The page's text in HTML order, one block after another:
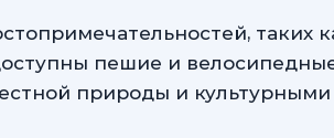
таких
пешие и
природы и